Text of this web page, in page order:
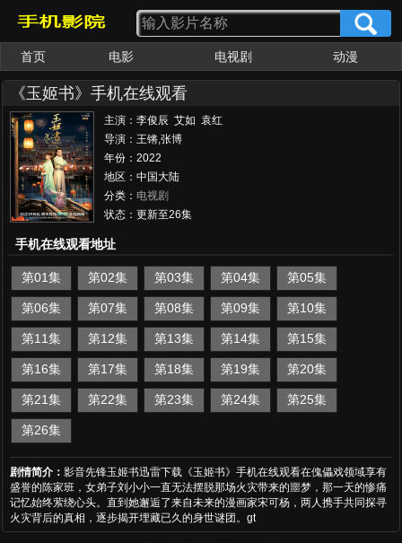
首页 电影 电视剧
动漫
女优大全
av番号
《玉姬书》手机在线观看
主演：李俊辰 艾如 袁红
阳 刘钧 宋木子
导演：王锵,张博
年份：2022
地区：中国大陆
分类： 电视剧
状态：更新至26集
手机在线观看地址
第01集 第02集 第03集 第04集 第05集
第06集 第07集 第08集 第09集 第10集
第11集 第12集 第13集 第14集 第15集
第16集 第17集 第18集 第19集 第20集
第21集 第22集 第23集 第24集 第25集
第26集
剧情简介： 影音先锋玉姬书迅雷下载《玉姬书》手机在线观看在傀儡戏领域享有
盛誉的陈家班，女弟子刘小小一直无法摆脱那场火灾带来的噩梦，那一天的惨痛
记忆始终萦绕心头。直到她邂逅了来自未来的漫画家宋可杨，两人携手共同探寻
火灾背后的真相，逐步揭开埋藏已久的身世谜团。gt